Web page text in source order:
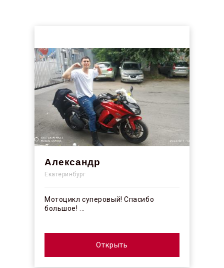
Александр
Екатеринбург
Мотоцикл суперовый! Спасибо
большое! ...
Открыть